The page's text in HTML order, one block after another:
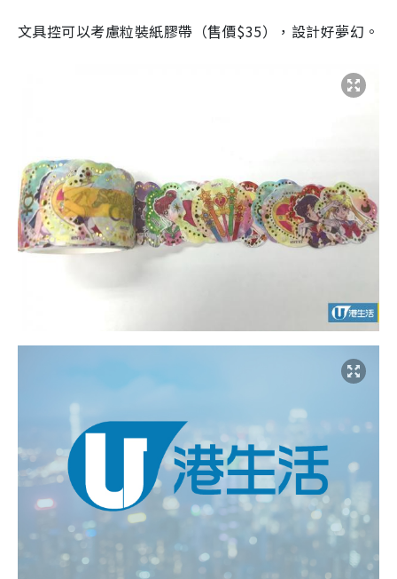
文具控可以考慮粒裝紙膠帶（售價$35），設計好夢幻。